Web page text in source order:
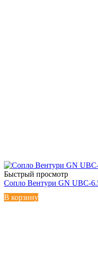
Быстрый просмотр
Сопло Вентури GN UBC-
В корзину